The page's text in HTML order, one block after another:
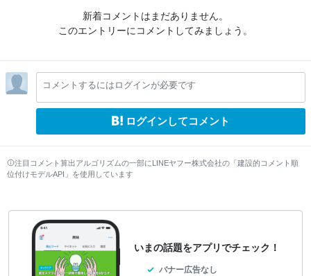
新着コメントはまだありません。
このエントリーにコメントしてみましょう。
コメントするにはログインが必要です
ログインしてコメント
注目コメント算出アルゴリズムの一部にLINEヤフー株式会社の「建設的コメント順
位付けモデルAPI」を使用しています
いまの話題をアプリでチェック！
バナー広告なし